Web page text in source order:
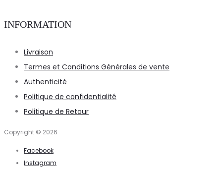
INFORMATION
Livraison
Termes et Conditions Générales de vente
Authenticité
Politique de confidentialité
Politique de Retour
Copyright © 2026
Facebook
Instagram